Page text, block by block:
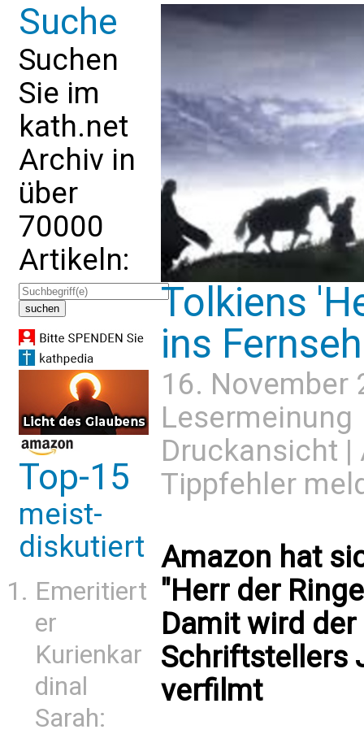
Suche
Suchen
Sie im
kath.net
Archiv in
über
70000
Artikeln:
Top-15
meist-
diskutiert
Emeritiert
er
Kurienkar
dinal
Sarah:
Tolkiens
ins
16. November
Lesermeinung
Druckansicht |
Tippfehler
Amazon hat
"Herr der
Damit wird
Schriftstellers
verfilmt